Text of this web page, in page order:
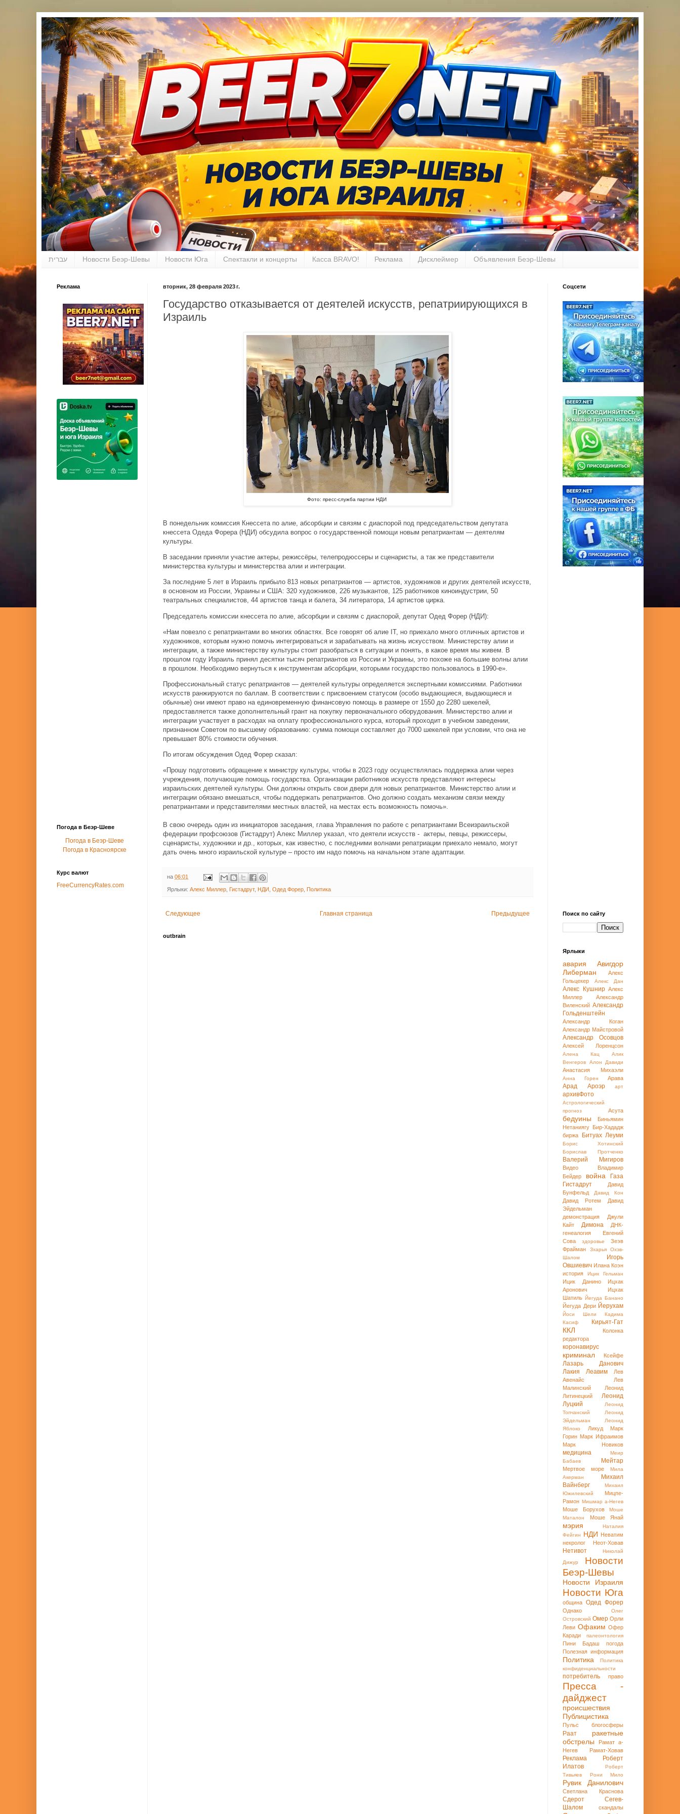
עברית Новости Беэр-Шевы Новости Юга Спектакли и концерты Касса BRAVO! Реклама Дисклеймер Объявления Беэр-Шевы
вторник, 28 февраля 2023 г.
Государство отказывается от деятелей искусств, репатриирующихся в
Израиль
Фото: пресс-служба партии НДИ
В понедельник комиссия Кнессета по алие, абсорбции и связям с диаспорой под председательством депутата
кнессета Одеда Форера (НДИ) обсудила вопрос о государственной помощи новым репатриантам — деятелям
культуры.
В заседании приняли участие актеры, режиссёры, телепродюссеры и сценаристы, а так же представители
министерства культуры и министерства алии и интеграции.
За последние 5 лет в Израиль прибыло 813 новых репатриантов — артистов, художников и других деятелей искусств,
в основном из России, Украины и США: 320 художников, 226 музыкантов, 125 работников киноиндустрии, 50
театральных специалистов, 44 артистов танца и балета, 34 литератора, 14 артистов цирка.
Председатель комиссии кнессета по алие, абсорбции и связям с диаспорой, депутат Одед Форер (НДИ):
«Нам повезло с репатриантами во многих областях. Все говорят об алие IT, но приехало много отличных артистов и
художников, которым нужно помочь интегрироваться и зарабатывать на жизнь искусством. Министерству алии и
интеграции, а также министерству культуры стоит разобраться в ситуации и понять, в какое время мы живем. В
прошлом году Израиль принял десятки тысяч репатриантов из России и Украины, это похоже на большие волны алии
в прошлом. Необходимо вернуться к инструментам абсорбции, которыми государство пользовалось в 1990-е».
Профессиональный статус репатриантов — деятелей культуры определяется экспертными комиссиями. Работники
искусств ранжируются по баллам. В соответствии с присвоением статусом (особо выдающиеся, выдающиеся и
обычные) они имеют право на единовременную финансовую помощь в размере от 1550 до 2280 шекелей,
предоставляется также дополнительный грант на покупку первоначального оборудования. Министерство алии и
интеграции участвует в расходах на оплату профессионального курса, который проходит в учебном заведении,
признанном Советом по высшему образованию: сумма помощи составляет до 7000 шекелей при условии, что она не
превышает 80% стоимости обучения.
По итогам обсуждения Одед Форер сказал:
«Прошу подготовить обращение к министру культуры, чтобы в 2023 году осуществлялась поддержка алии через
учреждения, получающие помощь государства. Организации работников искусств представляют интересы
израильских деятелей культуры. Они должны открыть свои двери для новых репатриантов. Министерство алии и
интеграции обязано вмешаться, чтобы поддержать репатриантов. Оно должно создать механизм связи между
репатриантами и представителями местных властей, на местах есть возможность помочь».
В свою очередь один из инициаторов заседания, глава Управления по работе с репатриантами Всеизраильской
федерации профсоюзов (Гистадрут) Алекс Миллер указал, что деятели искусств - актеры, певцы, режиссеры,
сценаристы, художники и др., которых, как известно, с последними волнами репатриации приехало немало, могут
дать очень много израильской культуре – просто им надо помочь на начальном этапе адаптации.
на 06:01
Ярлыки: Алекс Миллер Гистадрут, НДИ Одед Форер Политика
Следующее Предыдущее
Главная страница
outbrain
Реклама
Погода в Беэр-Шеве
Погода в Беэр-Шеве
Погода в Красноярске
Курс валют
FreeCurrencyRates.com
Соцсети
Поиск по сайту
Ярлыки
авария
Авигдор
Либерман
Алекс
Гольцекер
Алекс Дан
Алекс Кушнир Алекс
Миллер
Александр
Виленский Александр
Гольденштейн
Александр Коган
Александр Майстровой
Александр Осовцов
Алексей Лоренцсон
Алена Кац
Алик
Венгеров
Алон Давиди
Анастасия Михаэли
Анна Горен Арава
Арад Ароэр арт
архивФото
Астрологический
прогноз
Асута
бедуины
Биньямин
Нетаниягу Бир-Хададж
биржа
Битуах Леуми
Борис Хотинский
Борислав Протченко
Валерий Мигиров
Видео
Владимир
Бейдер
война
Газа
Гистадрут
Давид
Бунфельд
Давид Кон
Давид Ротем
Давид
Эйдельман
демонстрация
Джули
Кайт
Димона
ДНК-
генеалогия
Евгений
Сова
здоровье
Зеэв
Фрайман
Зхарья Охэв-
Шалом
Игорь
Овшиевич Илана Коэн
история
Ицик Гельман
Ицик Данино
Ицхак
Аронович
Ицхак
Шатиль Йегуда Банано
Йегуда Дери Йерухам
Йоси Шели
Кадима
Касиф
Кирьят-Гат
ККЛ
Колонка
редактора
коронавирус
криминал Ксейфе
Лазарь Данович
Лакия
Леавим
Лев
Авенайс
Лев
Малинский
Леонид
Литинецкий
Леонид
Луцкий
Леонид
Топчанский
Леонид
Эйдельман
Леонид
Яблоко
Ликуд
Марк
Горин Марк Ифраимов
Марк Новиков
медицина
Меир
Бабаев
Мейтар
Мертвое море
Мила
Акерман
Михаил
Вайнберг
Михаил
Южилевский
Мицпе-
Рамон Мишмар а-Негев
Моше Борухов
Моше
Маталон
Моше Янай
мэрия
Наталия
Фейгин
НДИ Неватим
некролог
Неот-Ховав
Нетивот
Николай
Дижур
Новости
Беэр-Шевы
Новости Израиля
Новости Юга
община Одед Форер
Однако
Олег
Островский Омер Орли
Леви Офаким Офер
Каради
палеонтология
Пини Бадаш
погода
Полезная информация
Политика
Политика
конфиденциальности
потребитель право
Пресса -
дайджест
происшествия
Публицистика
Пульс блогосферы
Раат
ракетные
обстрелы
Рамат а-
Негев
Рамат-Ховав
Реклама
Роберт
Илатов
Роберт
Тивьяев
Рони Мило
Рувик Данилович
Светлана Краснова
Сдерот
Сегев-
Шалом
скандалы